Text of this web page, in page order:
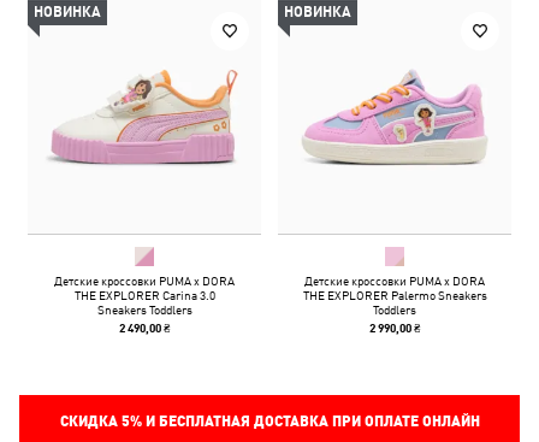
НОВИНКА
Детские кроссовки PUMA x DORA
THE EXPLORER Carina 3.0
Sneakers Toddlers
2 490,00 ₴
НОВИНКА
Детские кроссовки PUMA x DORA
THE EXPLORER Palermo Sneakers
Toddlers
2 990,00 ₴
СКИДКА 5%И БЕСПЛАТНАЯ ДОСТАВКА ПРИ ОПЛАТЕ ОНЛАЙН